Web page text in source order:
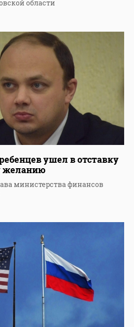
области
ушел в отставку
желанию
министерства финансов